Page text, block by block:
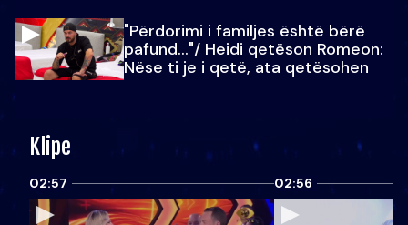
"Përdorimi i familjes është bërë
pafund…"/ Heidi qetëson Romeon:
Nëse ti je i qetë, ata qetësohen
Klipe
02:57 02:56